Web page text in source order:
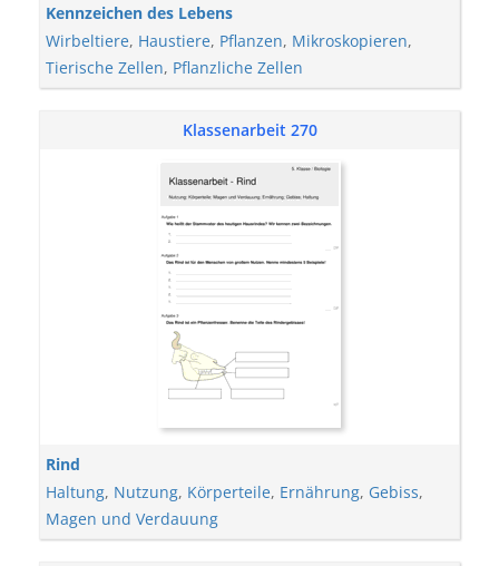
Kennzeichen des Lebens
Wirbeltiere, Haustiere, Pflanzen, Mikroskopieren,
Tierische Zellen, Pflanzliche Zellen
Klassenarbeit 270
Rind
Haltung, Nutzung, Körperteile, Ernährung, Gebiss,
Magen und Verdauung